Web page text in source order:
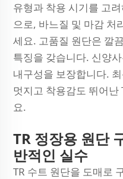
유형과 착용 시기를 고
으로, 바느질 및 마감 처
세요. 고품질 원단은 깔
특징을 갖습니다. 신양
내구성을 보장합니다.
멋지고 착용감도 뛰어난
요.
TR 정장용 원단
반적인 실수
TR 수트 원단을 도매로